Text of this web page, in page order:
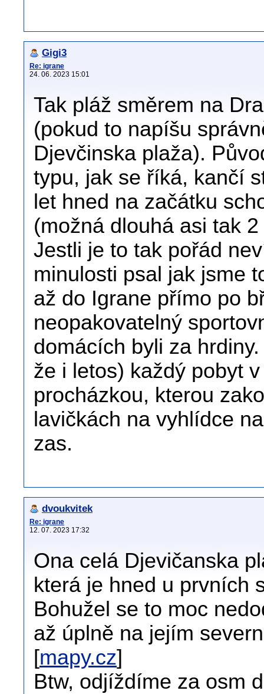
Gigi3
Re: igrane
24. 06. 2023 15:01
Tak pláž směrem na
(pokud to napíšu
Djevčinska plaža).
typu, jak se říká, kančí
let hned na začátku
(možná dlouhá asi tak
Jestli je to tak pořád
minulosti psal jak jsme
až do Igrane přímo po
neopakovatelný
domácích byli za
že i letos) každý pobyt
procházkou, kterou
lavičkách na vyhlídce
zas.
dvoukvitek
Re: igrane
12. 07. 2023 17:32
Ona celá Djevičanska
která je hned u prvních
Bohužel se to moc
až úplně na jejím
[mapy.cz]
Btw, odjíždíme za osm